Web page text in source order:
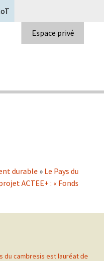
Espace privé
durable » Le Pays du
ACTEE+ : « Fonds
du cambresis est lauréat de